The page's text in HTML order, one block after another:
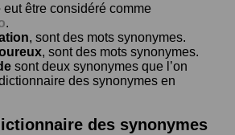
eut être considéré comme
.
, sont des mots synonymes.
, sont des mots synonymes.
sont deux synonymes que l’on
des synonymes en
des synonymes